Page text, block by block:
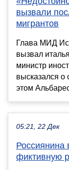
вызвали
мигрантов
Глава МИД
вызвал
министр
высказался о
этом
05:21, 22 Дек
фиктивную